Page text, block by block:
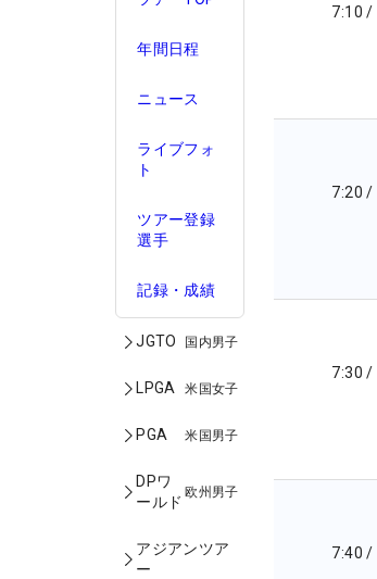
年間日程
ニュース
ライブフォ
ト
ツアー登録
選手
記録・成績
JGTO 国内男子
LPGA 米国女子
PGA 米国男子
DPワ
ールド
欧州男子
アジアンツア
ー
7:10 /
7:20 /
7:30 /
7:40 /